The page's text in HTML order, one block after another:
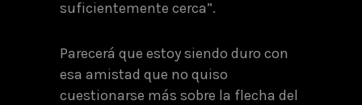
suficientemente cerca”.
Parecerá que estoy siendo duro con
esa amistad que no quiso
cuestionarse más sobre la flecha del